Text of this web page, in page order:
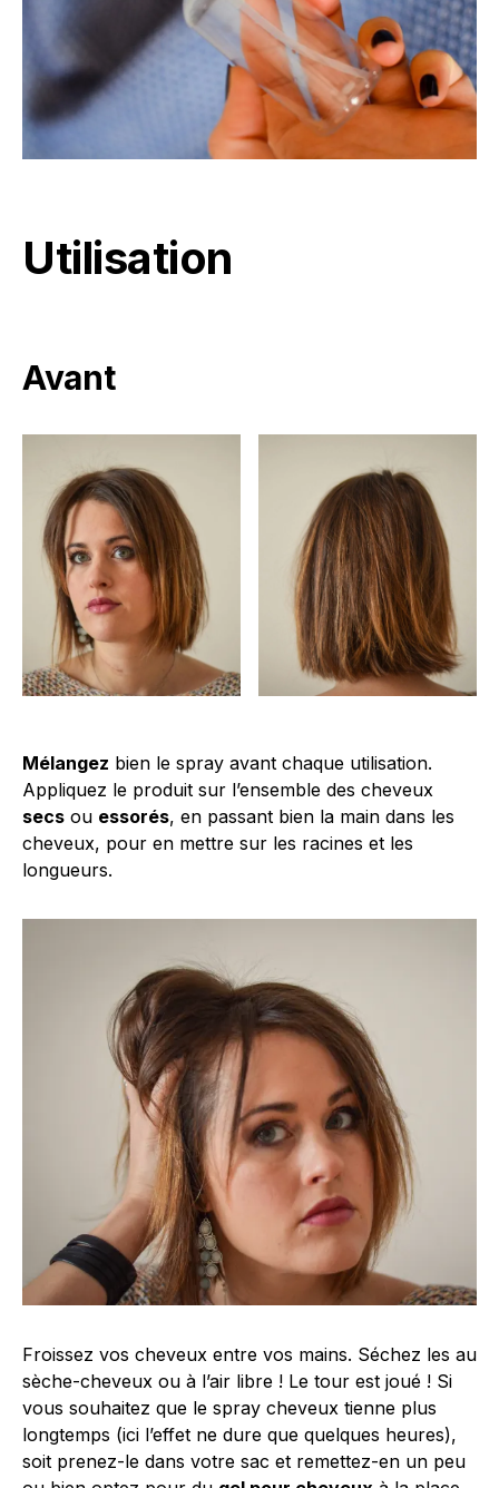
Utilisation
Avant
Mélangez bien le spray avant chaque utilisation.
Appliquez le produit sur l’ensemble des cheveux
secs ou essorés, en passant bien la main dans les
cheveux, pour en mettre sur les racines et les
longueurs.
Froissez vos cheveux entre vos mains. Séchez les au
sèche-cheveux ou à l’air libre ! Le tour est joué ! Si
vous souhaitez que le spray cheveux tienne plus
longtemps (ici l’effet ne dure que quelques heures),
soit prenez-le dans votre sac et remettez-en un peu